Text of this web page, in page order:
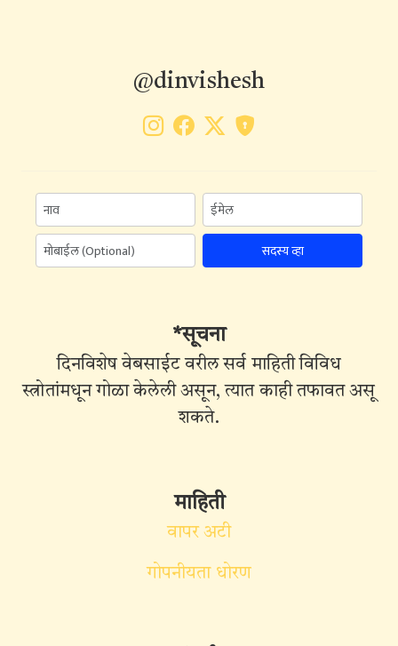
@dinvishesh
सदस्य व्हा
*सूचना
दिनविशेष वेबसाईट वरील सर्व माहिती विविध
स्त्रोतांमधून गोळा केलेली असून, त्यात काही तफावत असू
शकते.
माहिती
वापर अटी
गोपनीयता धोरण